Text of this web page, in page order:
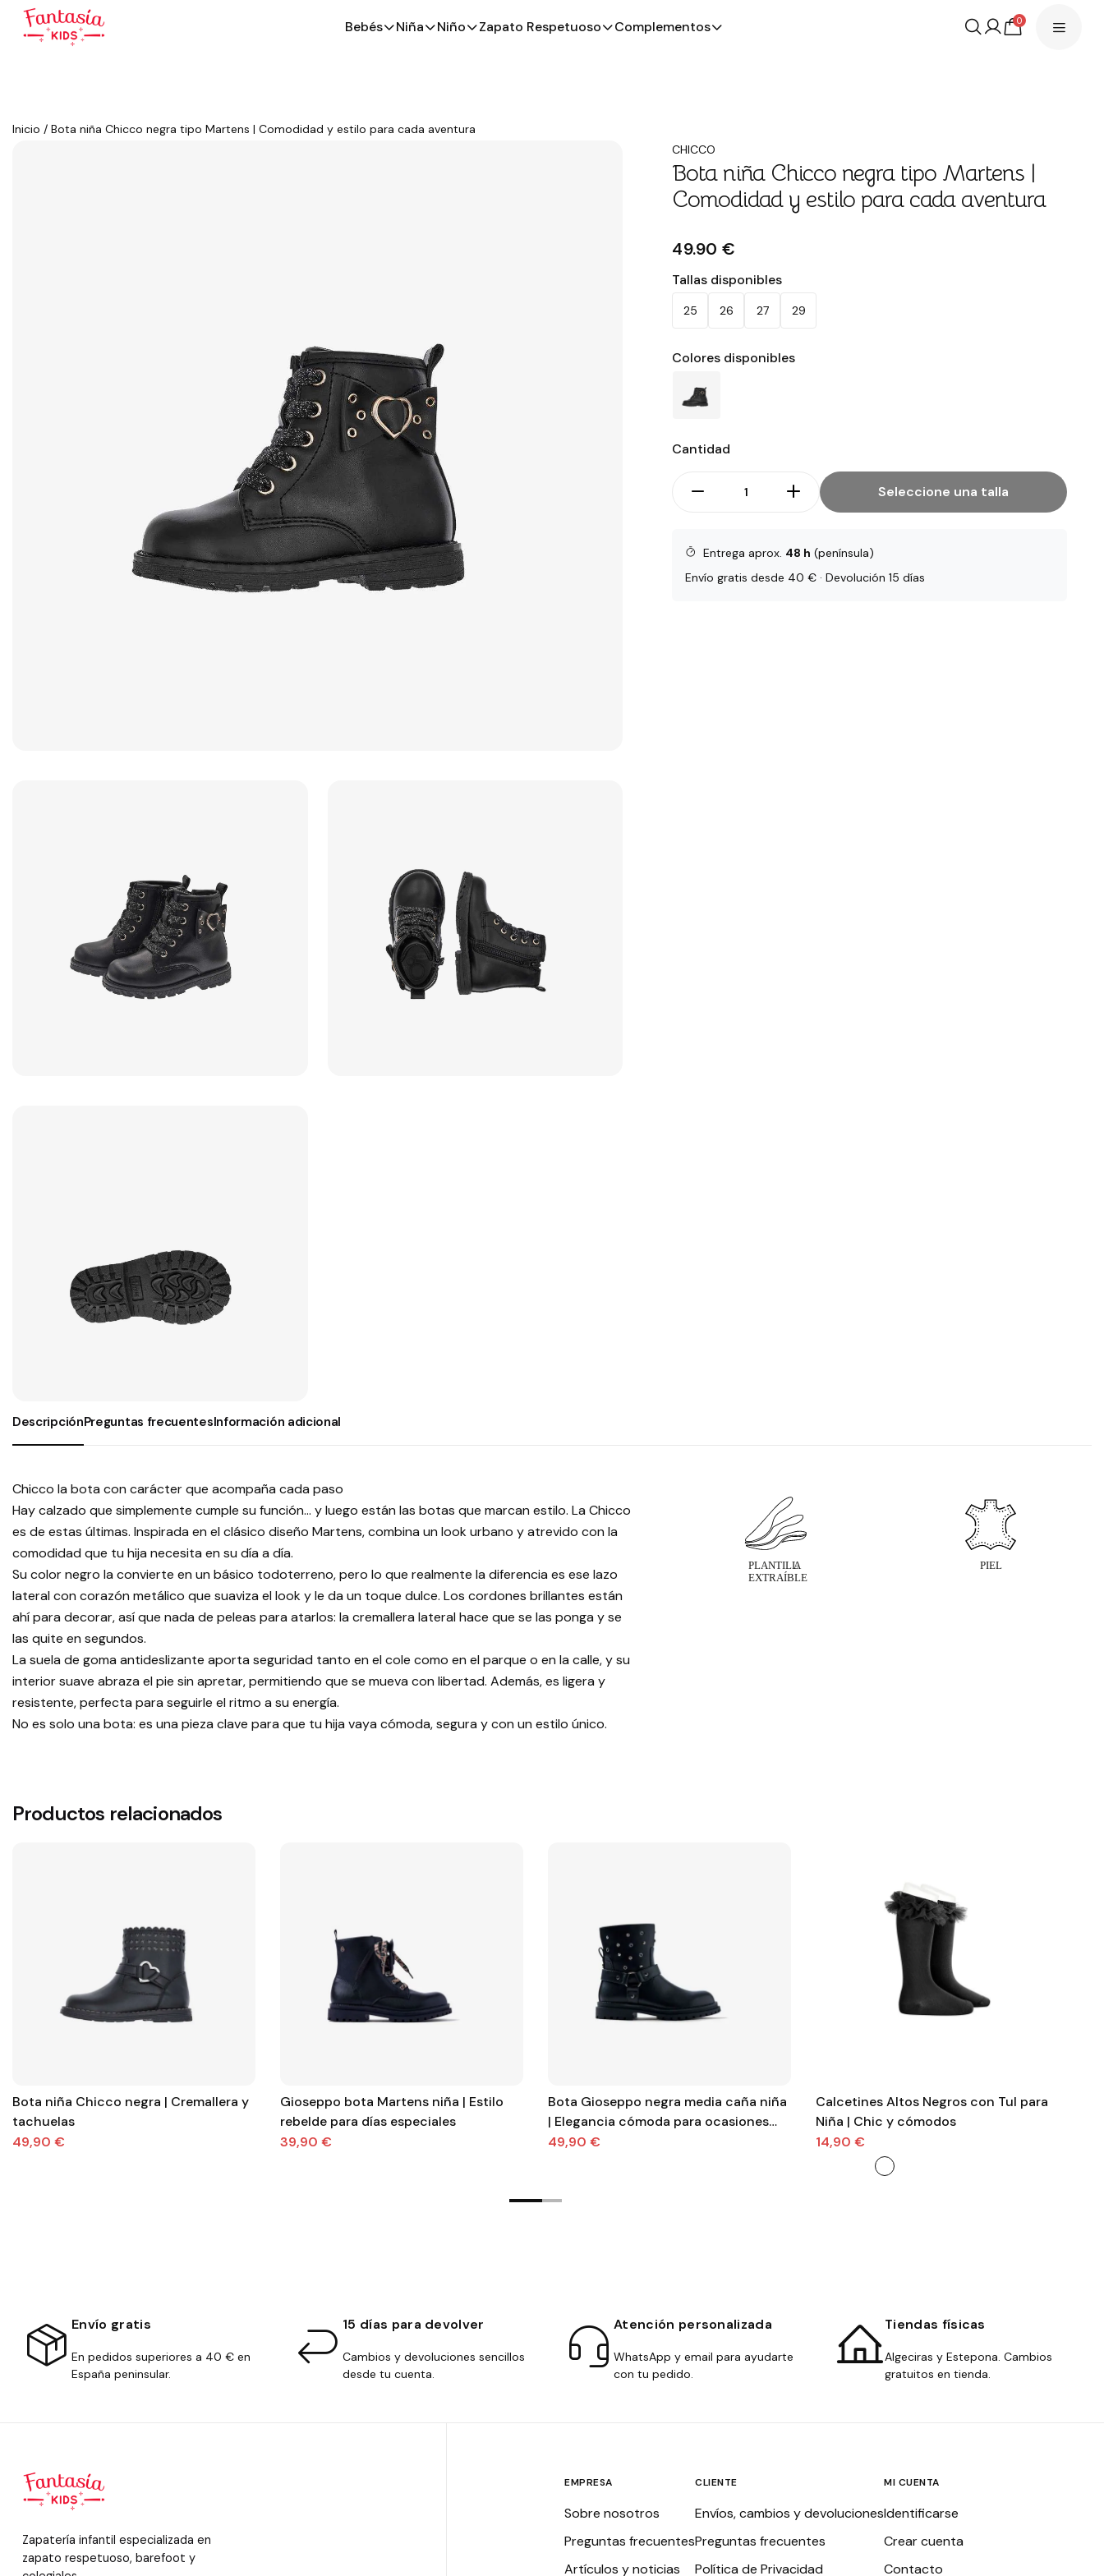
Bebés Niña Niño Zapato Respetuoso Complementos 0
Inicio / Bota niña Chicco negra tipo Martens | Comodidad y estilo para cada aventura
CHICCO
Bota niña Chicco negra tipo Martens |
Comodidad y estilo para cada aventura
49.90 €
Tallas disponibles
25 26 27 29
Colores disponibles
Cantidad
Seleccione una talla
Entrega aprox. 48 h (península)
Envío gratis desde 40 € · Devolución 15 días
DescripciónPreguntas frecuentesInformación adicional
Chicco la bota con carácter que acompaña cada paso
Hay calzado que simplemente cumple su función… y luego están las botas que marcan estilo. La Chicco
es de estas últimas. Inspirada en el clásico diseño Martens, combina un look urbano y atrevido con la
comodidad que tu hija necesita en su día a día.
Su color negro la convierte en un básico todoterreno, pero lo que realmente la diferencia es ese lazo
lateral con corazón metálico que suaviza el look y le da un toque dulce. Los cordones brillantes están
ahí para decorar, así que nada de peleas para atarlos: la cremallera lateral hace que se las ponga y se
las quite en segundos.
La suela de goma antideslizante aporta seguridad tanto en el cole como en el parque o en la calle, y su
interior suave abraza el pie sin apretar, permitiendo que se mueva con libertad. Además, es ligera y
resistente, perfecta para seguirle el ritmo a su energía.
No es solo una bota: es una pieza clave para que tu hija vaya cómoda, segura y con un estilo único.
Productos relacionados
Bota niña Chicco negra | Cremallera y
tachuelas
49,90 €
Gioseppo bota Martens niña | Estilo
rebelde para días especiales
39,90 €
Bota Gioseppo negra media caña niña
| Elegancia cómoda para ocasiones
especiales
49,90 €
Calcetines Altos Negros con Tul para
Niña | Chic y cómodos
14,90 €
Envío gratis
En pedidos superiores a 40 € en
España peninsular.
15 días para devolver
Cambios y devoluciones sencillos
desde tu cuenta.
Atención personalizada
WhatsApp y email para ayudarte
con tu pedido.
Tiendas físicas
Algeciras y Estepona. Cambios
gratuitos en tienda.
Zapatería infantil especializada en
zapato respetuoso, barefoot y
EMPRESA
Sobre nosotros
Preguntas frecuentes
Artículos y noticias
CLIENTE
Envíos, cambios y devoluciones
Preguntas frecuentes
Política de Privacidad
MI CUENTA
Identificarse
Crear cuenta
Contacto